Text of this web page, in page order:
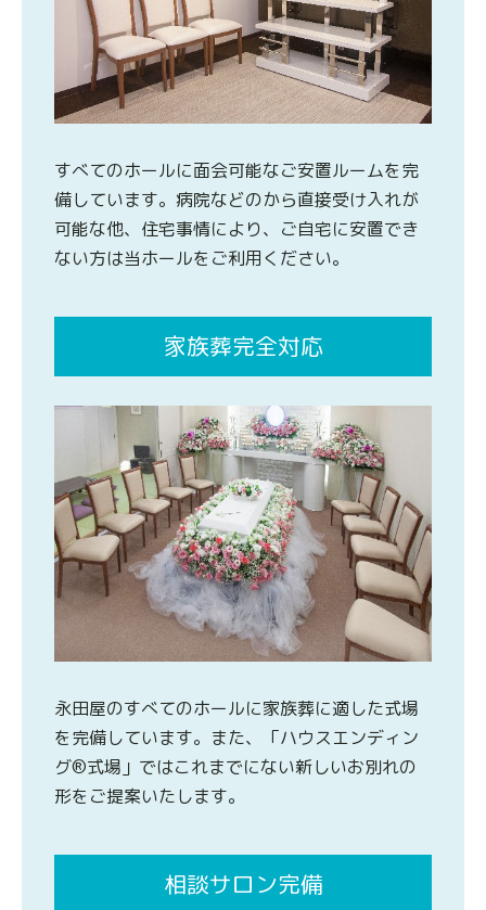
すべてのホールに面会可能なご安置ルームを完
備しています。病院などのから直接受け入れが
可能な他、住宅事情により、ご自宅に安置でき
ない方は当ホールをご利用ください。
家族葬完全対応
永田屋のすべてのホールに家族葬に適した式場
を完備しています。また、「ハウスエンディン
グ®式場」ではこれまでにない新しいお別れの
形をご提案いたします。
相談サロン完備